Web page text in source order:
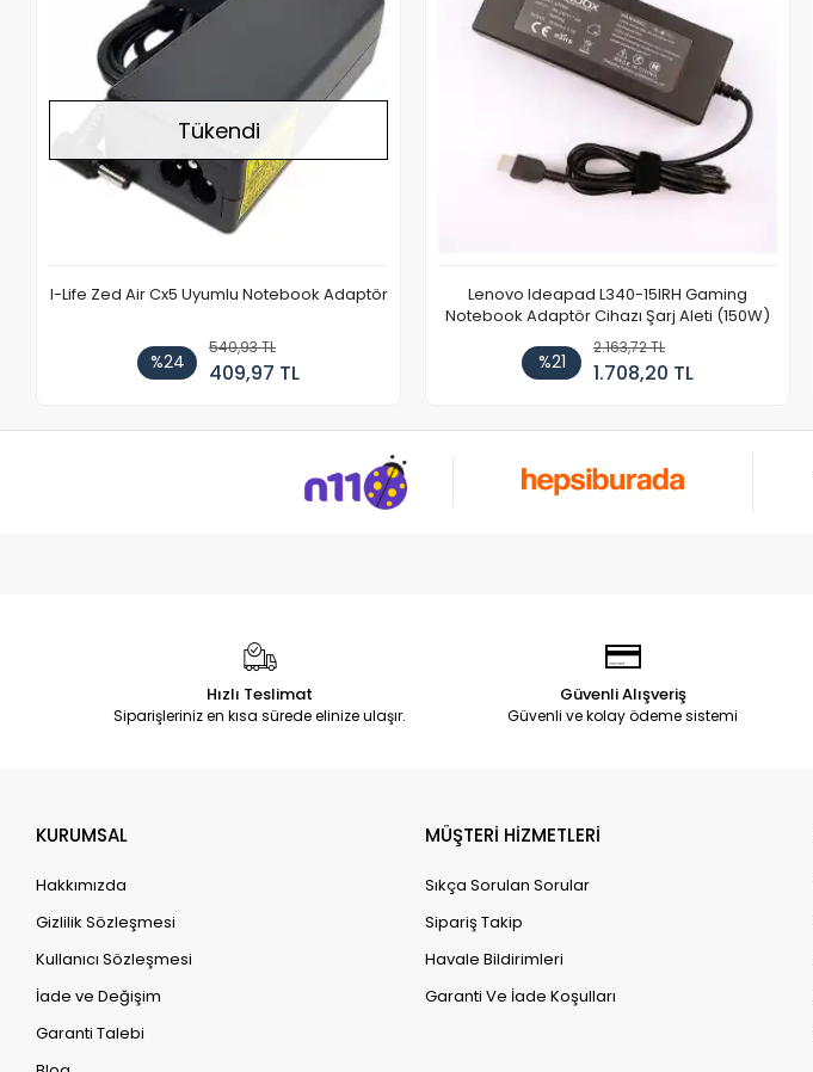
Tükendi
I-Life Zed Air Cx5 Uyumlu Notebook Adaptör
%24
540,93 TL
409,97 TL
Lenovo Ideapad L340-15IRH Gaming
Notebook Adaptör Cihazı Şarj Aleti (150W)
%21
2.163,72 TL
1.708,20 TL
Hızlı Teslimat
Siparişleriniz en kısa sürede elinize ulaşır.
Güvenli Alışveriş
Güvenli ve kolay ödeme sistemi
KURUMSAL
Hakkımızda
Gizlilik Sözleşmesi
Kullanıcı Sözleşmesi
İade ve Değişim
Garanti Talebi
MÜŞTERİ HİZMETLERİ
Sıkça Sorulan Sorular
Sipariş Takip
Havale Bildirimleri
Garanti Ve İade Koşulları